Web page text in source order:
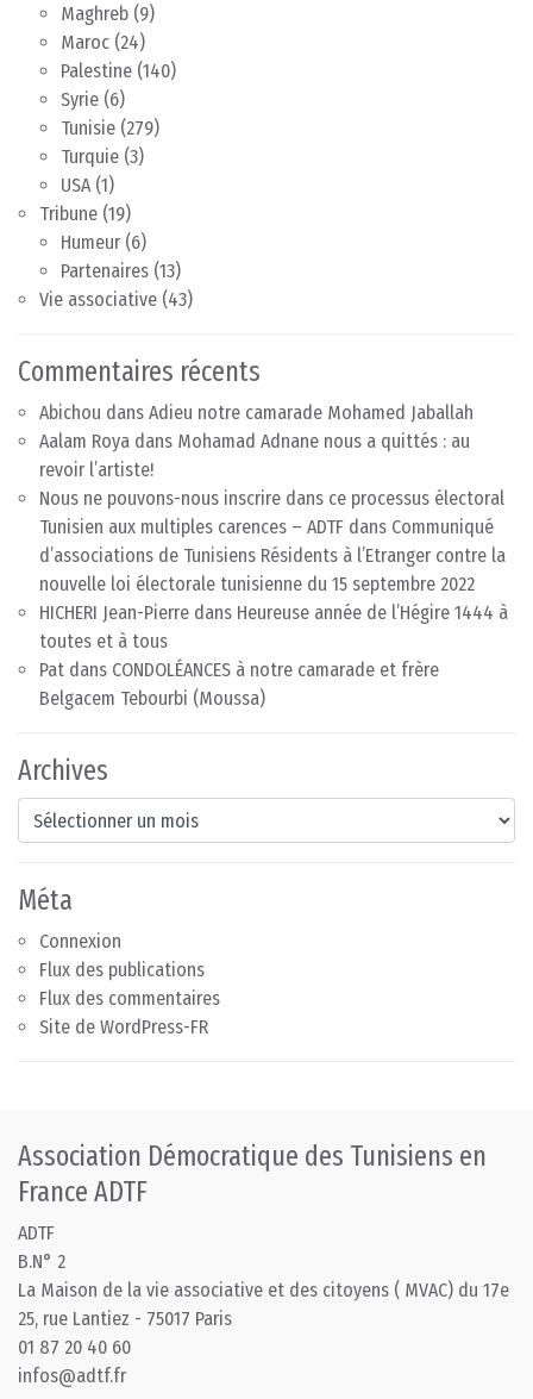
Maghreb (9)
Maroc (24)
Palestine (140)
Syrie (6)
Tunisie (279)
Turquie (3)
USA(1)
Tribune (19)
Humeur (6)
Partenaires (13)
Vie associative (43)
Commentaires récents
Abichou dans Adieu notre camarade Mohamed Jaballah
Aalam Roya dans Mohamad Adnane nous a quittés : au
revoir l’artiste!
Nous ne pouvons-nous inscrire dans ce processus électoral
Tunisien aux multiples carences – ADTF dans Communiqué
d’associations de Tunisiens Résidents à l’Etranger contre la
nouvelle loi électorale tunisienne du 15 septembre 2022
HICHERI Jean-Pierre dans Heureuse année de l’Hégire 1444 à
toutes et à tous
Pat dans CONDOLÉANCES à notre camarade et frère
Belgacem Tebourbi (Moussa)
Archives
Archives
Méta
Connexion
Flux des publications
Flux des commentaires
Site de WordPress-FR
Association Démocratique des Tunisiens en
France ADTF
ADTF
B.N° 2
La Maison de la vie associative et des citoyens ( MVAC) du 17e
25, rue Lantiez - 75017 Paris
01 87 20 40 60
infos@adtf.fr